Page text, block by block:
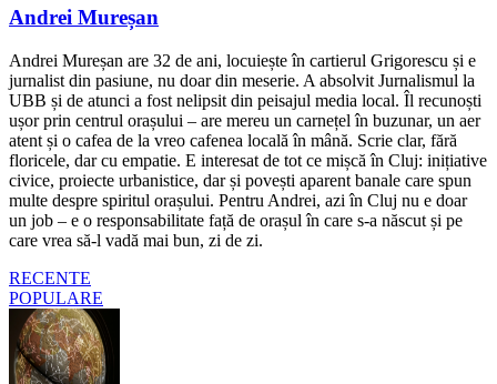
Andrei Mureșan
Andrei Mureșan are 32 de ani, locuiește în cartierul Grigorescu și e
jurnalist din pasiune, nu doar din meserie. A absolvit Jurnalismul la
UBB și de atunci a fost nelipsit din peisajul media local. Îl recunoști
ușor prin centrul orașului – are mereu un carnețel în buzunar, un aer
atent și o cafea de la vreo cafenea locală în mână. Scrie clar, fără
floricele, dar cu empatie. E interesat de tot ce mișcă în Cluj: inițiative
civice, proiecte urbanistice, dar și povești aparent banale care spun
multe despre spiritul orașului. Pentru Andrei, azi în Cluj nu e doar
un job – e o responsabilitate față de orașul în care s-a născut și pe
care vrea să-l vadă mai bun, zi de zi.
RECENTE
POPULARE